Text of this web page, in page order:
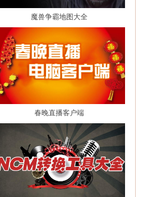
魔兽争霸地图大全
春晚直播客户端